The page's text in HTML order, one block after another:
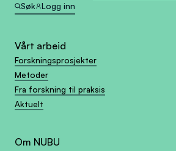
Søk
Logg inn
Vårt arbeid
Forskningsprosjekter
Metoder
Fra forskning til praksis
Aktuelt
Om NUBU